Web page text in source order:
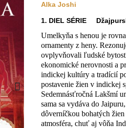
Alka Joshi
1. DIEL SÉRIE
Umelkyňa s henou je
ornamenty z heny.
ovplyvňovali ľudské
ekonomické nerovnosti a
indickej kultúry a tradícií
postavenie žien v indickej
Sedemnásťročná Lakšmí
sama sa vydáva do
dôverníčkou bohatých
atmosféra, chuť aj vôňa